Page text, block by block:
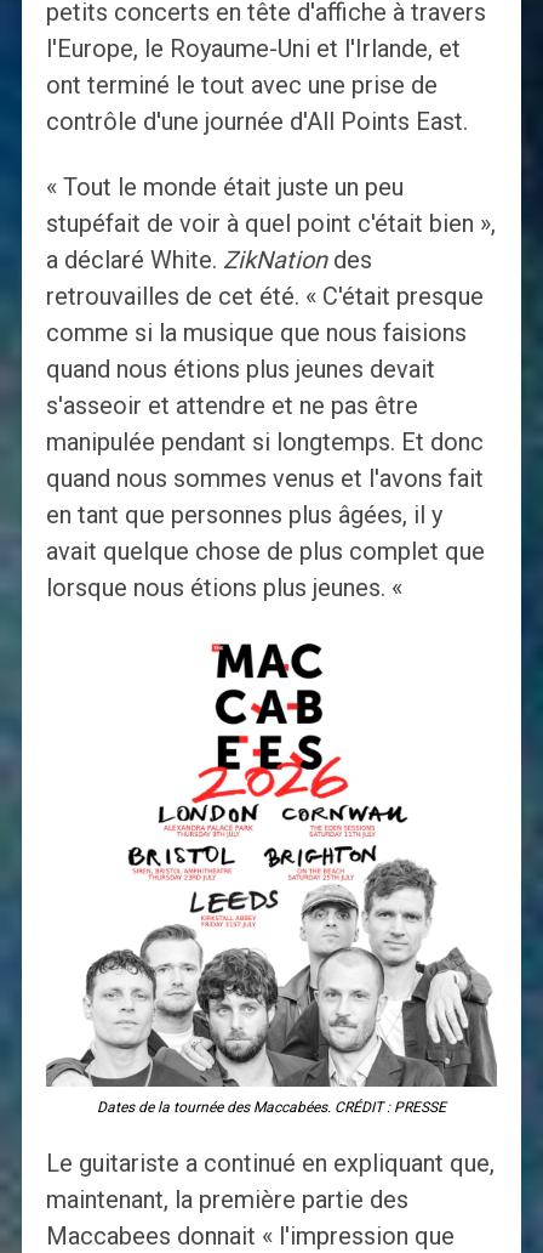
petits concerts en tête d'affiche à travers
l'Europe, le Royaume-Uni et l'Irlande, et
ont terminé le tout avec une prise de
contrôle d'une journée d'All Points East.
« Tout le monde était juste un peu
stupéfait de voir à quel point c'était bien »,
a déclaré White. ZikNationdes
retrouvailles de cet été. « C'était presque
comme si la musique que nous faisions
quand nous étions plus jeunes devait
s'asseoir et attendre et ne pas être
manipulée pendant si longtemps. Et donc
quand nous sommes venus et l'avons fait
en tant que personnes plus âgées, il y
avait quelque chose de plus complet que
lorsque nous étions plus jeunes. «
Dates de la tournée des Maccabées. CRÉDIT : PRESSE
Le guitariste a continué en expliquant que,
maintenant, la première partie des
Maccabees donnait « l'impression que